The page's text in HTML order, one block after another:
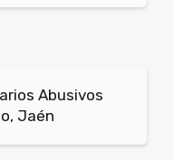
Abusivos
Jaén